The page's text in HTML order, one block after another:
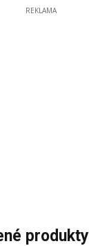
REKLAMA
produkty